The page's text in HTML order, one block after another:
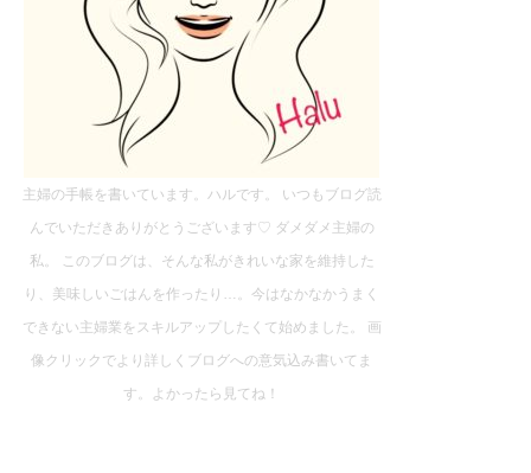
主婦の手帳を書いています。ハルです。 いつもブログ読
んでいただきありがとうございます♡ ダメダメ主婦の
私。 このブログは、そんな私がきれいな家を維持した
り、美味しいごはんを作ったり…。今はなかなかうまく
できない主婦業をスキルアップしたくて始めました。 画
像クリックでより詳しくブログへの意気込み書いてま
す。よかったら見てね！